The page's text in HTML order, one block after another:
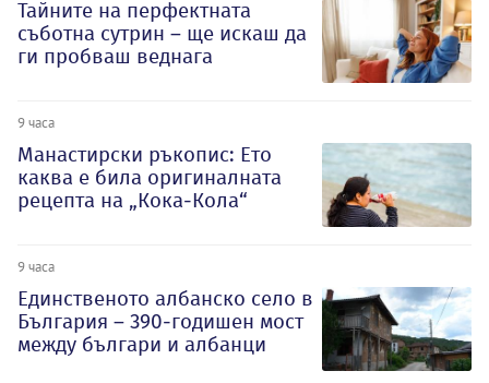
Тайните на перфектната
съботна сутрин – ще искаш да
ги пробваш веднага
9 часа
Манастирски ръкопис: Ето
каква е била оригиналната
рецепта на „Кока-Кола“
9 часа
Единственото албанско село в
България – 390-годишен мост
между българи и албанци